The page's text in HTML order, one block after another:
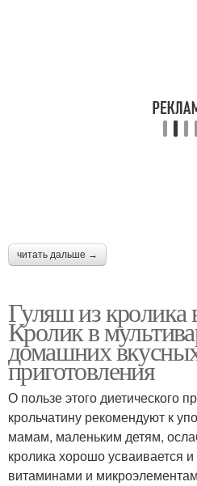
читать дальше →
Гуляш из кролика
Кролик в
домашних
приготовления
О пользе этого диетического
крольчатину рекомендуют к
мамам, маленьким детям,
кролика хорошо усваивается
витаминами и